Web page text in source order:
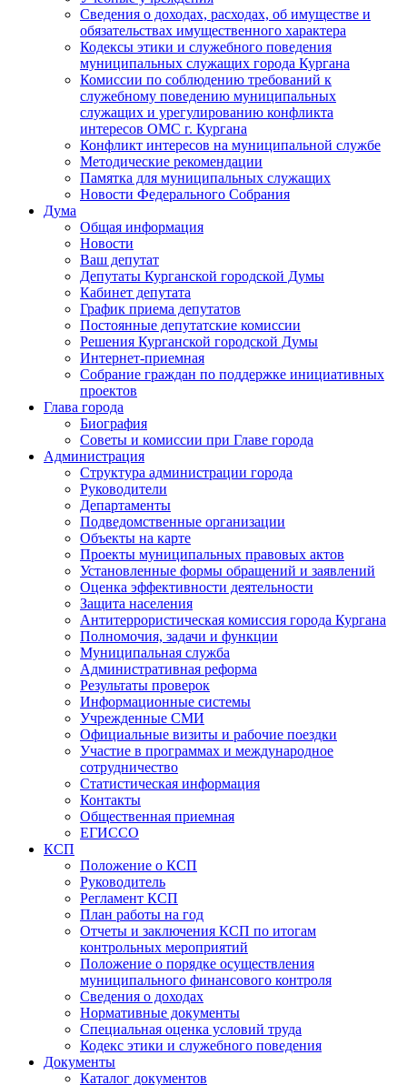
Сведения о доходах, расходах, об имуществе и
обязательствах имущественного характера
Кодексы этики и служебного поведения
муниципальных служащих города Кургана
Комиссии по соблюдению требований к
служебному поведению муниципальных
служащих и урегулированию конфликта
интересов ОМС г. Кургана
Конфликт интересов на муниципальной службе
Методические рекомендации
Памятка для муниципальных служащих
Новости Федерального Cобрания
Дума
Общая информация
Новости
Ваш депутат
Депутаты Курганской городской Думы
Кабинет депутата
График приема депутатов
Постоянные депутатские комиссии
Решения Курганской городской Думы
Интернет-приемная
Собрание граждан по поддержке инициативных
проектов
Глава города
Биография
Советы и комиссии при Главе города
Администрация
Структура администрации города
Руководители
Департаменты
Подведомственные организации
Объекты на карте
Проекты муниципальных правовых актов
Установленные формы обращений и заявлений
Оценка эффективности деятельности
Защита населения
Антитеррористическая комиссия города Кургана
Полномочия, задачи и функции
Муниципальная служба
Административная реформа
Результаты проверок
Информационные системы
Учрежденные СМИ
Официальные визиты и рабочие поездки
Участие в программах и международное
сотрудничество
Статистическая информация
Контакты
Общественная приемная
ЕГИССО
КСП
Положение о КСП
Руководитель
Регламент КСП
План работы на год
Отчеты и заключения КСП по итогам
контрольных мероприятий
Положение о порядке осуществления
муниципального финансового контроля
Сведения о доходах
Нормативные документы
Специальная оценка условий труда
Кодекс этики и служебного поведения
Документы
Каталог документов